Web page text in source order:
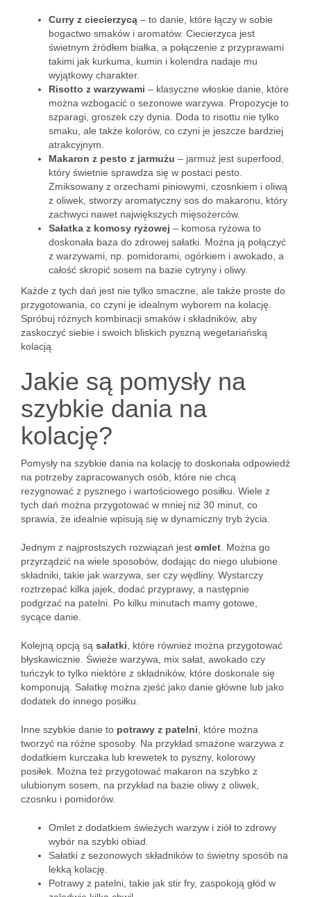
Curry z ciecierzycą – to danie, które łączy w sobie
bogactwo smaków i aromatów. Ciecierzyca jest
świetnym źródłem białka, a połączenie z przyprawami
takimi jak kurkuma, kumin i kolendra nadaje mu
wyjątkowy charakter.
Risotto z warzywami – klasyczne włoskie danie, które
można wzbogacić o sezonowe warzywa. Propozycje to
szparagi, groszek czy dynia. Doda to risottu nie tylko
smaku, ale także kolorów, co czyni je jeszcze bardziej
atrakcyjnym.
Makaron z pesto z jarmużu – jarmuż jest superfood,
który świetnie sprawdza się w postaci pesto.
Zmiksowany z orzechami piniowymi, czosnkiem i oliwą
z oliwek, stworzy aromatyczny sos do makaronu, który
zachwyci nawet największych mięsożerców.
Sałatka z komosy ryżowej – komosa ryżowa to
doskonała baza do zdrowej sałatki. Można ją połączyć
z warzywami, np. pomidorami, ogórkiem i awokado, a
całość skropić sosem na bazie cytryny i oliwy.
Każde z tych dań jest nie tylko smaczne, ale także proste do
przygotowania, co czyni je idealnym wyborem na kolację.
Spróbuj różnych kombinacji smaków i składników, aby
zaskoczyć siebie i swoich bliskich pyszną wegetariańską
kolacją.
Jakie są pomysły na
szybkie dania na
kolację?
Pomysły na szybkie dania na kolację to doskonała odpowiedź
na potrzeby zapracowanych osób, które nie chcą
rezygnować z pysznego i wartościowego posiłku. Wiele z
tych dań można przygotować w mniej niż 30 minut, co
sprawia, że idealnie wpisują się w dynamiczny tryb życia.
Jednym z najprostszych rozwiązań jest omlet . Można go
przyrządzić na wiele sposobów, dodając do niego ulubione
składniki, takie jak warzywa, ser czy wędliny. Wystarczy
roztrzepać kilka jajek, dodać przyprawy, a następnie
podgrzać na patelni. Po kilku minutach mamy gotowe,
sycące danie.
Kolejną opcją są sałatki , które również można przygotować
błyskawicznie. Świeże warzywa, mix sałat, awokado czy
tuńczyk to tylko niektóre z składników, które doskonale się
komponują. Sałatkę można zjeść jako danie główne lub jako
dodatek do innego posiłku.
Inne szybkie danie to potrawy z patelni , które można
tworzyć na różne sposoby. Na przykład smażone warzywa z
dodatkiem kurczaka lub krewetek to pyszny, kolorowy
posiłek. Można też przygotować makaron na szybko z
ulubionym sosem, na przykład na bazie oliwy z oliwek,
czosnku i pomidorów.
Omlet z dodatkiem świeżych warzyw i ziół to zdrowy
wybór na szybki obiad.
Sałatki z sezonowych składników to świetny sposób na
lekką kolację.
Potrawy z patelni, takie jak stir fry, zaspokoją głód w